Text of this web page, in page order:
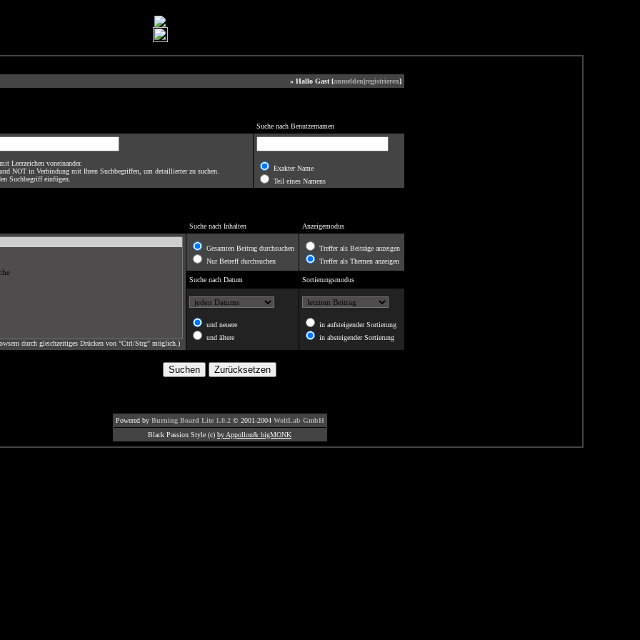
» Hallo Gast [anmelden|registrieren]
Suche nach Benutzernamen
Leerzeichen voneinander.
NOT in Verbindung mit Ihren Suchbegriffen, um detaillierter zu suchen.
Suchbegriff einfügen.
Exakter Name
Teil eines Namens
Suche nach Inhalten Anzeigemodus
durch gleichzeitiges Drücken von "Ctrl/Strg" möglich.)
Gesamten Beitrag durchsuchen
Nur Betreff durchsuchen
Treffer als Beiträge anzeigen
Treffer als Themen anzeigen
Suche nach Datum Sortierungsmodus
und neuere
und ältere
in aufsteigender Sortierung
in absteigender Sortierung
Powered by Burning Board Lite 1.0.2© 2001-2004 WoltLab GmbH
Black Passion Style (c) by Appollon& bigMONK